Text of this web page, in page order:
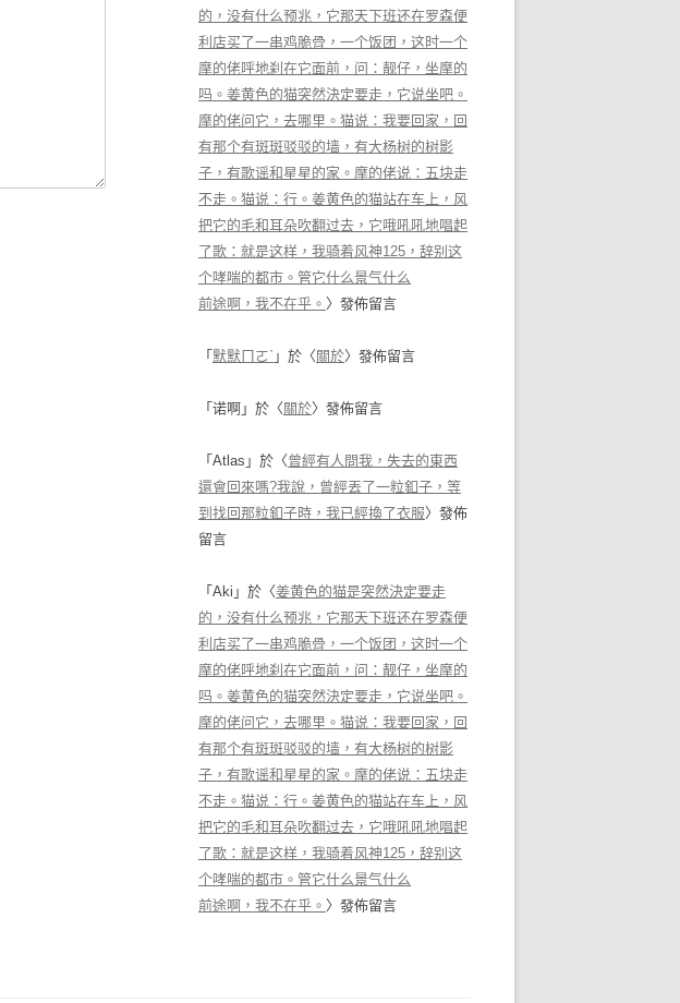
的，没有什么预兆，它那天下班还在罗森便
利店买了一串鸡脆骨，一个饭团，这时一个
摩的佬呼地刹在它面前，问：靓仔，坐摩的
吗。姜黄色的猫突然決定要走，它说坐吧。
摩的佬问它，去哪里。猫说：我要回家，回
有那个有斑斑驳驳的墙，有大杨树的树影
子，有歌谣和星星的家。摩的佬说：五块走
不走。猫说：行。姜黄色的猫站在车上，风
把它的毛和耳朵吹翻过去，它哦吼吼地唱起
了歌：就是这样，我骑着风神125，辞别这
个哮喘的都市。管它什么景气什么
前途啊，我不在乎。 〉發佈留言
「 默默ㄇㄛˋ 」於〈 關於〉發佈留言
「 诺啊 」於〈 關於〉發佈留言
「 Atlas 」於〈曾經有人問我，失去的東西
還會回來嗎?我說，曾經丟了一粒釦子，等
到找回那粒釦子時，我已經換了衣服〉發佈
留言
「 Aki 」於〈姜黄色的猫是突然決定要走
的，没有什么预兆，它那天下班还在罗森便
利店买了一串鸡脆骨，一个饭团，这时一个
摩的佬呼地刹在它面前，问：靓仔，坐摩的
吗。姜黄色的猫突然決定要走，它说坐吧。
摩的佬问它，去哪里。猫说：我要回家，回
有那个有斑斑驳驳的墙，有大杨树的树影
子，有歌谣和星星的家。摩的佬说：五块走
不走。猫说：行。姜黄色的猫站在车上，风
把它的毛和耳朵吹翻过去，它哦吼吼地唱起
了歌：就是这样，我骑着风神125，辞别这
个哮喘的都市。管它什么景气什么
前途啊，我不在乎。 〉發佈留言